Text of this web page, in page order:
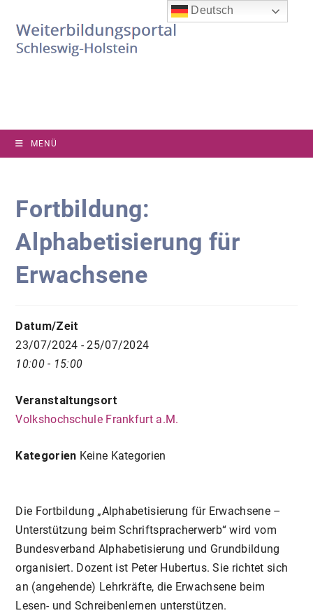
Inhalt
springen
MENÜ
Fortbildung:
Alphabetisierung für
Erwachsene
Datum/Zeit
23/07/2024 - 25/07/2024
10:00 - 15:00
Veranstaltungsort
Volkshochschule Frankfurt a.M.
Kategorien Keine Kategorien
Die Fortbildung „Alphabetisierung für Erwachsene –
Unterstützung beim Schriftspracherwerb“ wird vom
Bundesverband Alphabetisierung und Grundbildung
organisiert. Dozent ist Peter Hubertus. Sie richtet sich
an (angehende) Lehrkräfte, die Erwachsene beim
Lesen- und Schreibenlernen unterstützen.
Deutsch